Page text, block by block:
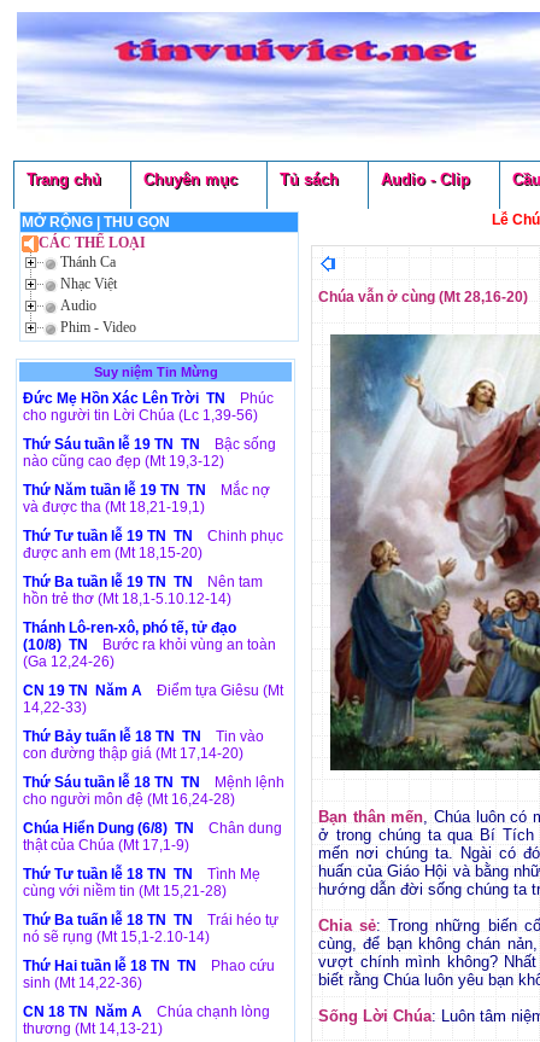
Trang chủ Chuyên mục Tủ sách Audio - Clip
MỞ RỘNG| THU GỌN
CÁC THỂ LOẠI
Thánh Ca
Nhạc Việt
Audio
Phim - Video
Suy niệm Tin Mừng
Đức Mẹ Hồn Xác Lên Trời TN
Phúc
cho người tin Lời Chúa (Lc 1,39-56)
Thứ Sáu tuần lễ 19 TN TN
Bậc sống
nào cũng cao đẹp (Mt 19,3-12)
Thứ Năm tuần lễ 19 TN TN
Mắc nợ
và được tha (Mt 18,21-19,1)
Thứ Tư tuần lễ 19 TN TN
Chinh phục
được anh em (Mt 18,15-20)
Thứ Ba tuần lễ 19 TN TN
Nên tam
hồn trẻ thơ (Mt 18,1-5.10.12-14)
Thánh Lô-ren-xô, phó tế, tử đạo
(10/8) TN
Bước ra khỏi vùng an toàn
(Ga 12,24-26)
CN 19 TN Năm A
Điểm tựa Giêsu (Mt
14,22-33)
Thứ Bảy tuấn lễ 18 TN TN
Tin vào
con đường thập giá (Mt 17,14-20)
Thứ Sáu tuần lễ 18 TN TN
Mệnh lệnh
cho người môn đệ (Mt 16,24-28)
Chúa Hiển Dung (6/8) TN
Chân dung
thật của Chúa (Mt 17,1-9)
Thứ Tư tuần lễ 18 TN TN
Tình Mẹ
cùng với niềm tin (Mt 15,21-28)
Thứ Ba tuấn lễ 18 TN TN
Trái héo tự
nó sẽ rụng (Mt 15,1-2.10-14)
Thứ Hai tuần lễ 18 TN TN
Phao cứu
sinh (Mt 14,22-36)
CN 18 TN Năm A
Chúa chạnh lòng
thương (Mt 14,13-21)
Lễ
Chúa vẫn ở cùng (Mt 28,16-20)
Bạn thân mến, Chúa luôn có
ở trong chúng ta qua Bí
mến nơi chúng ta. Ngài có
huấn của Giáo Hội và bằng
hướng dẫn đời sống chúng ta
Chia sẻ: Trong những biến
cùng, để bạn không chán
vượt chính mình không?
biết rằng Chúa luôn yêu bạn
Sống Lời Chúa: Luôn tâm